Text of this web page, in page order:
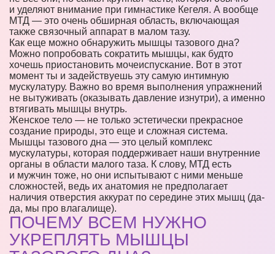
и уделяют внимание при гимнастике Кегеля. А вообще
МТД — это очень обширная область, включающая
также связочный аппарат в малом тазу.
Как еще можно обнаружить мышцы тазового дна?
Можно попробовать сократить мышцы, как будто
хочешь приостановить мочеиспускание. Вот в этот
момент ты и задействуешь эту самую интимную
мускулатуру. Важно во время выполнения упражнений
не вытуживать (оказывать давление изнутри), а именно
втягивать мышцы внутрь.
Женское тело — не только эстетически прекрасное
создание природы, это еще и сложная система.
Мышцы тазового дна — это целый комплекс
мускулатуры, которая поддерживает наши внутренние
органы в области малого таза. К слову, МТД есть
и мужчин тоже, но они испытывают с ними меньше
сложностей, ведь их анатомия не предполагает
наличия отверстия аккурат по середине этих мышц (да-
да, мы про влагалище).
ПОЧЕМУ ВСЕМ НУЖНО
УКРЕПЛЯТЬ МЫШЦЫ